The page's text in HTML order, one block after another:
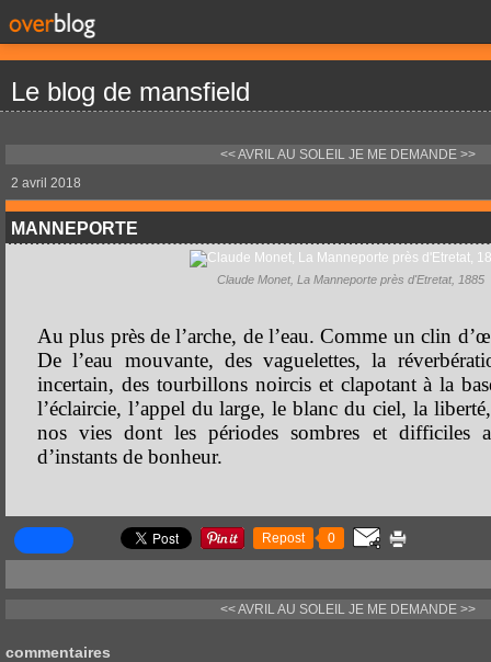
Le blog de mansfield
<< AVRIL AU SOLEIL JE ME DEMANDE >>
2 avril 2018
MANNEPORTE
Claude Monet, La Manneporte près d'Etretat, 1885
Au plus près de l’arche, de l’eau. Comme un clin
De l’eau mouvante, des vaguelettes, la
incertain, des tourbillons noircis et clapotant à la
l’éclaircie, l’appel du large, le blanc du ciel, la
nos vies dont les périodes sombres et difficiles
d’instants de bonheur.
Repost 0
<< AVRIL AU SOLEIL JE ME DEMANDE >>
commentaires